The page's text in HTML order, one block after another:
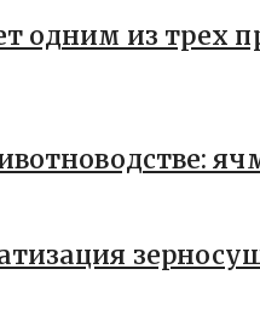
одним из трех